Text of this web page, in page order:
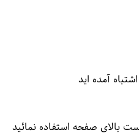
آمده اید
بالای صفحه استفاده نمائید